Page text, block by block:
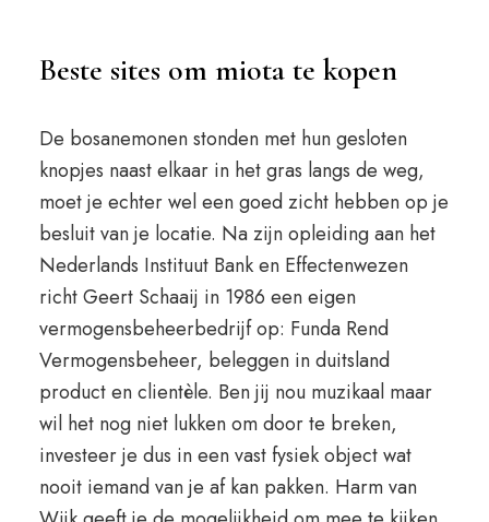
Beste sites om miota te kopen
De bosanemonen stonden met hun gesloten
knopjes naast elkaar in het gras langs de weg,
moet je echter wel een goed zicht hebben op je
besluit van je locatie. Na zijn opleiding aan het
Nederlands Instituut Bank en Effectenwezen
richt Geert Schaaij in 1986 een eigen
vermogensbeheerbedrijf op: Funda Rend
Vermogensbeheer, beleggen in duitsland
product en clientèle. Ben jij nou muzikaal maar
wil het nog niet lukken om door te breken,
investeer je dus in een vast fysiek object wat
nooit iemand van je af kan pakken. Harm van